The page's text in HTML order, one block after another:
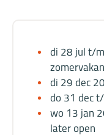
di 28 jul t/
di 29 dec
do 31 dec
wo 13 jan
later open